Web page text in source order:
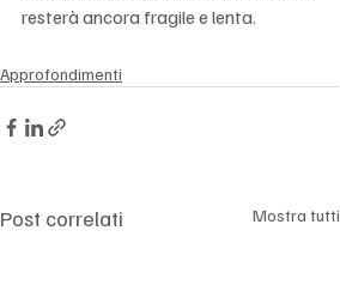
resterà ancora fragile e lenta.
Approfondimenti
Post correlati Mostra tutti